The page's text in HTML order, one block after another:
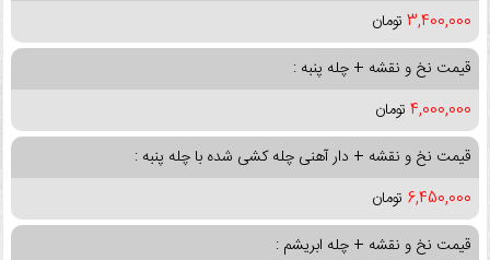
3,400,000 تومان
قیمت نخ و نقشه + چله پنبه :
4,000,000 تومان
قیمت نخ و نقشه + دار آهنی چله کشی شده با چله پنبه :
6,450,000 تومان
قیمت نخ و نقشه + چله ابریشم :